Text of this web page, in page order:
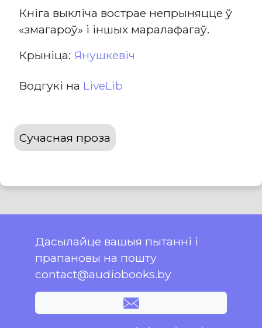
Кніга выкліча вострае непрыняцце ў
«змагароў» і іншых маралафагаў.
Крыніца: Янушкевіч
Водгукі на LiveLib
Сучасная проза
Дасылайце вашыя пытанні і
прапановы на пошту
contact@audiobooks.by